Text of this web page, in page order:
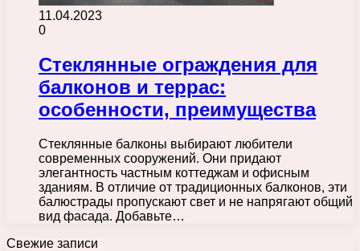
11.04.2023
0
Стеклянные ограждения для
балконов и террас:
особенности, преимущества
Стеклянные балконы выбирают любители
современных сооружений. Они придают
элегантность частным коттеджам и офисным
зданиям. В отличие от традиционных балконов, эти
балюстрады пропускают свет и не напрягают общий
вид фасада. Добавьте…
Свежие записи